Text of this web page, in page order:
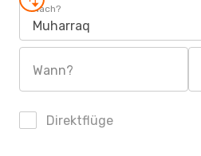
Nach?
Muharraq
Wann?
Direktflüge